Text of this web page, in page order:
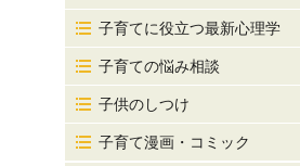
子育てに役立つ最新心理学
子育ての悩み相談
子供のしつけ
子育て漫画・コミック